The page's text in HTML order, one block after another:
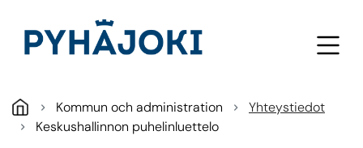
Kommun och administration
Yhteystiedot
Keskushallinnon puhelinluettelo